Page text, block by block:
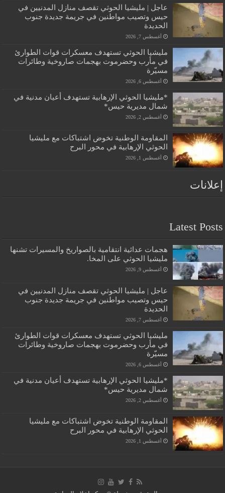
عاجل | مليشيا الحوثي تقصف منازل المدنيين في
حيس وتصيب مواطنين في جريمة جديدة جنوب
الحديدة
أغسطس 7, 2026
مليشيا الحوثي تستهدف معسكرات قوات الطوارئ
في مأرب وحضرموت بهجمات صاروخية وطائرات
مسيّرة
أغسطس 6, 2026
*مليشيا الحوثي الإرهابية تستهدف أعيان مدنية في
شمال مديرية حيس*
أغسطس 2, 2026
المقاومة الوطنية تخوض اشتباكات مع مليشيا
الحوثي الإرهابية في محور البرح
أغسطس 1, 2026
إعلانات
Latest Posts
هجمات عدائية انتقامية بالصواريخ والمسيرات تشنها
مليشيا الحوثي على المخا.
أغسطس 9, 2026
عاجل | مليشيا الحوثي تقصف منازل المدنيين في
حيس وتصيب مواطنين في جريمة جديدة جنوب
الحديدة
أغسطس 7, 2026
مليشيا الحوثي تستهدف معسكرات قوات الطوارئ
في مأرب وحضرموت بهجمات صاروخية وطائرات
مسيّرة
أغسطس 6, 2026
*مليشيا الحوثي الإرهابية تستهدف أعيان مدنية في
شمال مديرية حيس*
أغسطس 2, 2026
المقاومة الوطنية تخوض اشتباكات مع مليشيا
الحوثي الإرهابية في محور البرح
أغسطس 1, 2026